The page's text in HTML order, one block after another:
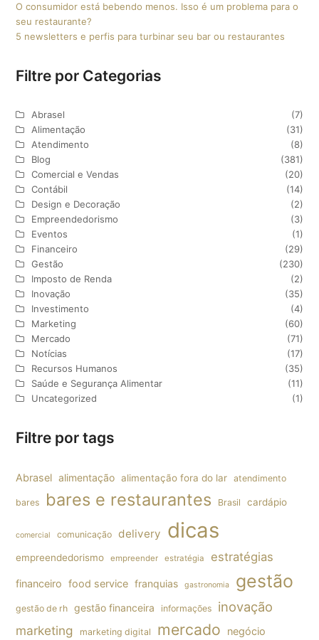
O consumidor está bebendo menos. Isso é um problema para o
seu restaurante?
5 newsletters e perfis para turbinar seu bar ou restaurantes
Filtre por Categorias
Abrasel
(7)
Alimentação
(31)
Atendimento
(8)
Blog
(381)
Comercial e Vendas
(20)
Contábil
(14)
Design e Decoração
(2)
Empreendedorismo
(3)
Eventos
(1)
Financeiro
(29)
Gestão
(230)
Imposto de Renda
(2)
Inovação
(35)
Investimento
(4)
Marketing
(60)
Mercado
(71)
Notícias
(17)
Recursos Humanos
(35)
Saúde e Segurança Alimentar
(11)
Uncategorized
(1)
Filtre por tags
Abrasel alimentação alimentação fora do lar atendimento
bares bares e restaurantes Brasil cardápio
comercial comunicação delivery dicas
empreendedorismo empreender estratégia estratégias
financeiro food service franquias gastronomia gestão
gestão de rh gestão financeira informações inovação
marketing marketing digital mercado negócio